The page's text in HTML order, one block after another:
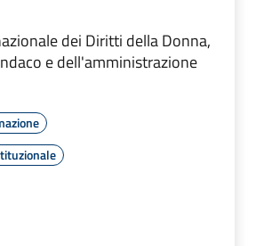
dei Diritti della Donna,
e dell'amministrazione